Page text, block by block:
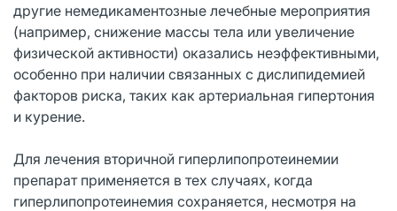
другие немедикаментозные лечебные мероприятия
(например, снижение массы тела или увеличение
физической активности) оказались неэффективными,
особенно при наличии связанных с дислипидемией
факторов риска, таких как артериальная гипертония
и курение.
Для лечения вторичной гиперлипопротеинемии
препарат применяется в тех случаях, когда
гиперлипопротеинемия сохраняется, несмотря на